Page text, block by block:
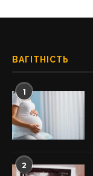
ВАГІТНІСТЬ
1
2